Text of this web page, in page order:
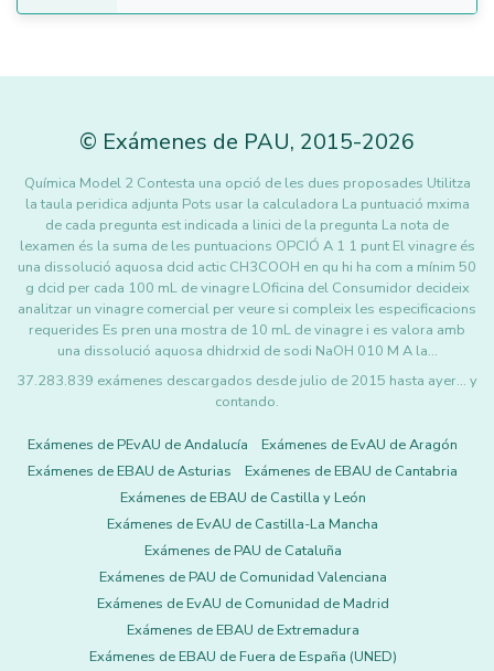
© Exámenes de PAU, 2015-2026
Química Model 2 Contesta una opció de les dues proposades Utilitza
la taula peridica adjunta Pots usar la calculadora La puntuació mxima
de cada pregunta est indicada a linici de la pregunta La nota de
lexamen és la suma de les puntuacions OPCIÓ A 1 1 punt El vinagre és
una dissolució aquosa dcid actic CH3COOH en qu hi ha com a mínim 50
g dcid per cada 100 mL de vinagre LOficina del Consumidor decideix
analitzar un vinagre comercial per veure si compleix les especificacions
requerides Es pren una mostra de 10 mL de vinagre i es valora amb
una dissolució aquosa dhidrxid de sodi NaOH 010 M A la…
37.283.839 exámenes descargados desde julio de 2015 hasta ayer... y
contando.
Exámenes de PEvAU de Andalucía
Exámenes de EvAU de Aragón
Exámenes de EBAU de Asturias
Exámenes de EBAU de Cantabria
Exámenes de EBAU de Castilla y León
Exámenes de EvAU de Castilla-La Mancha
Exámenes de PAU de Cataluña
Exámenes de PAU de Comunidad Valenciana
Exámenes de EvAU de Comunidad de Madrid
Exámenes de EBAU de Extremadura
Exámenes de EBAU de Fuera de España (UNED)